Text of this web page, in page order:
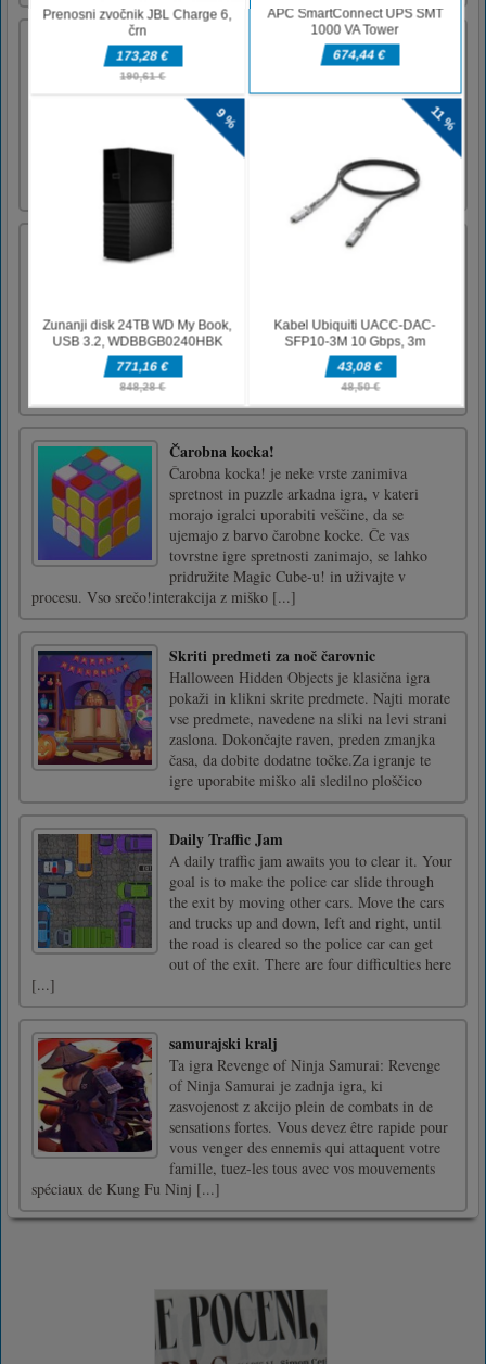
Pixel Truck
Igra z 2D tovornjaki, kjer morate dirkati skozi
drobljenju s padajočimi tovornimi zaboji.
Kliknite in pridržite, da pospešite in se
prepustite lomu. Cilj je videti, kdo lahko vozi
najbolj oddaljeno: vi ali vaši prijatelji? - 2D
Fireball and Waterball Adventure 3
lesni material. Tako sta dva brata postala
najboljši partner, pogosto gresta skupaj na
avanturo. Hitro pokličite partnerje in jih
pospremite na avantur [...]
Čarobna kocka!
Čarobna kocka! je neke vrste zanimiva
spretnost in puzzle arkadna igra, v kateri
morajo igralci uporabiti veščine, da se
ujemajo z barvo čarobne kocke. Če vas
tovrstne igre spretnosti zanimajo, se lahko
pridružite Magic Cube-u! in uživajte v
procesu. Vso srečo!interakcija z miško [...]
Skriti predmeti za noč čarovnic
Halloween Hidden Objects je klasična igra
pokaži in klikni skrite predmete. Najti morate
vse predmete, navedene na sliki na levi strani
zaslona. Dokončajte raven, preden zmanjka
časa, da dobite dodatne točke.Za igranje te
igre uporabite miško ali sledilno ploščico
Daily Traffic Jam
A daily traffic jam awaits you to clear it. Your
goal is to make the police car slide through
the exit by moving other cars. Move the cars
and trucks up and down, left and right, until
the road is cleared so the police car can get
out of the exit. There are four difficulties here
[...]
samurajski kralj
Ta igra Revenge of Ninja Samurai: Revenge
of Ninja Samurai je zadnja igra, ki
zasvojenost z akcijo plein de combats in de
sensations fortes. Vous devez être rapide pour
vous venger des ennemis qui attaquent votre
famille, tuez-les tous avec vos mouvements
spéciaux de Kung Fu Ninj [...]